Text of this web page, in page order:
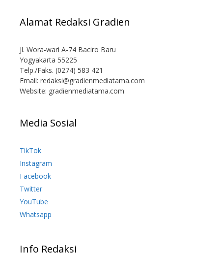
Alamat Redaksi Gradien
Jl. Wora-wari A-74 Baciro Baru
Yogyakarta 55225
Telp./Faks. (0274) 583 421
Email: redaksi@gradienmediatama.com
Website: gradienmediatama.com
Media Sosial
TikTok
Instagram
Facebook
Twitter
YouTube
Whatsapp
Info Redaksi